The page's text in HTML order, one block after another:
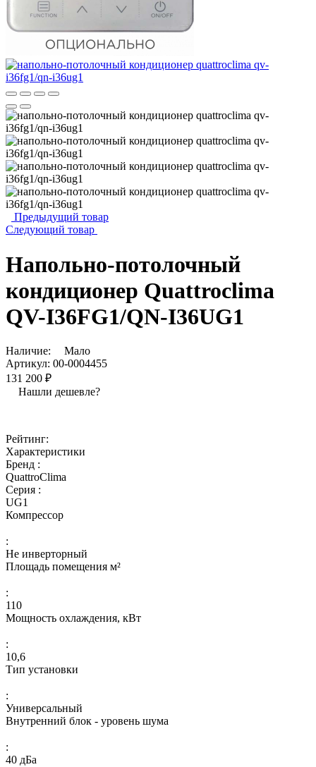
Предыдущий товар
Следующий товар
Напольно-потолочный
кондиционер Quattroclima
QV-I36FG1/QN-I36UG1
Наличие:
Мало
Артикул: 00-0004455
131 200 ₽
Нашли дешевле?
Рейтинг:
Характеристики
Бренд :
QuattroClima
Серия :
UG1
Компрессор
:
Не инверторный
Площадь помещения м²
:
110
Мощность охлаждения, кВт
:
10,6
Тип установки
:
Универсальный
Внутренний блок - уровень шума
:
40 дБа